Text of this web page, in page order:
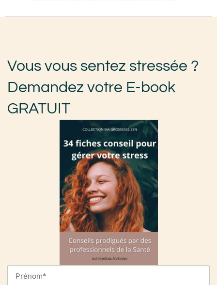
Vous vous sentez stressée ?
Demandez votre E-book
GRATUIT